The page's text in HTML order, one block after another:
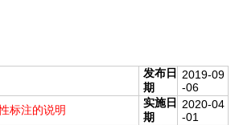
发布日
期
2019-09
-06
标注的说明
实施日
期
2020-04
-01